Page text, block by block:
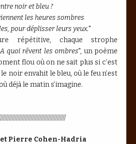
noir et bleu ?
les heures sombres
pour déplisser leurs yeux."
répétitive, chaque strophe
A quoi rêvent les ombres", un poème
flou où on ne sait plus si c’est
noir envahit le bleu, où le feu n’est
déjà le matin s’imagine.
Pierre Cohen-Hadria